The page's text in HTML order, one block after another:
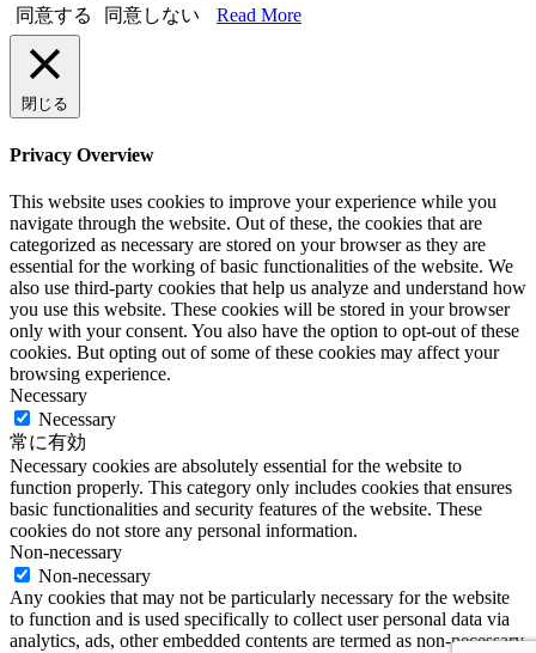
同意する
同意しない Read More
閉じる
Privacy Overview
This website uses cookies to improve your experience while you
navigate through the website. Out of these, the cookies that are
categorized as necessary are stored on your browser as they are
essential for the working of basic functionalities of the website. We
also use third-party cookies that help us analyze and understand how
you use this website. These cookies will be stored in your browser
only with your consent. You also have the option to opt-out of these
cookies. But opting out of some of these cookies may affect your
browsing experience.
Necessary
Necessary
常に有効
Necessary cookies are absolutely essential for the website to
function properly. This category only includes cookies that ensures
basic functionalities and security features of the website. These
cookies do not store any personal information.
Non-necessary
Non-necessary
Any cookies that may not be particularly necessary for the website
to function and is used specifically to collect user personal data via
analytics, ads, other embedded contents are termed as non-necessary